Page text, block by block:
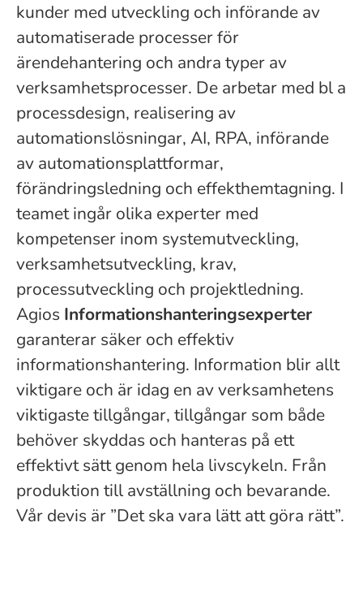
kunder med utveckling och införande av
automatiserade processer för
ärendehantering och andra typer av
verksamhetsprocesser. De arbetar med bl a
processdesign, realisering av
automationslösningar, AI, RPA, införande
av automationsplattformar,
förändringsledning och effekthemtagning. I
teamet ingår olika experter med
kompetenser inom systemutveckling,
verksamhetsutveckling, krav,
processutveckling och projektledning.
Agios Informationshanteringsexperter
garanterar säker och effektiv
informationshantering. Information blir allt
viktigare och är idag en av verksamhetens
viktigaste tillgångar, tillgångar som både
behöver skyddas och hanteras på ett
effektivt sätt genom hela livscykeln. Från
produktion till avställning och bevarande.
Vår devis är ”Det ska vara lätt att göra rätt”.